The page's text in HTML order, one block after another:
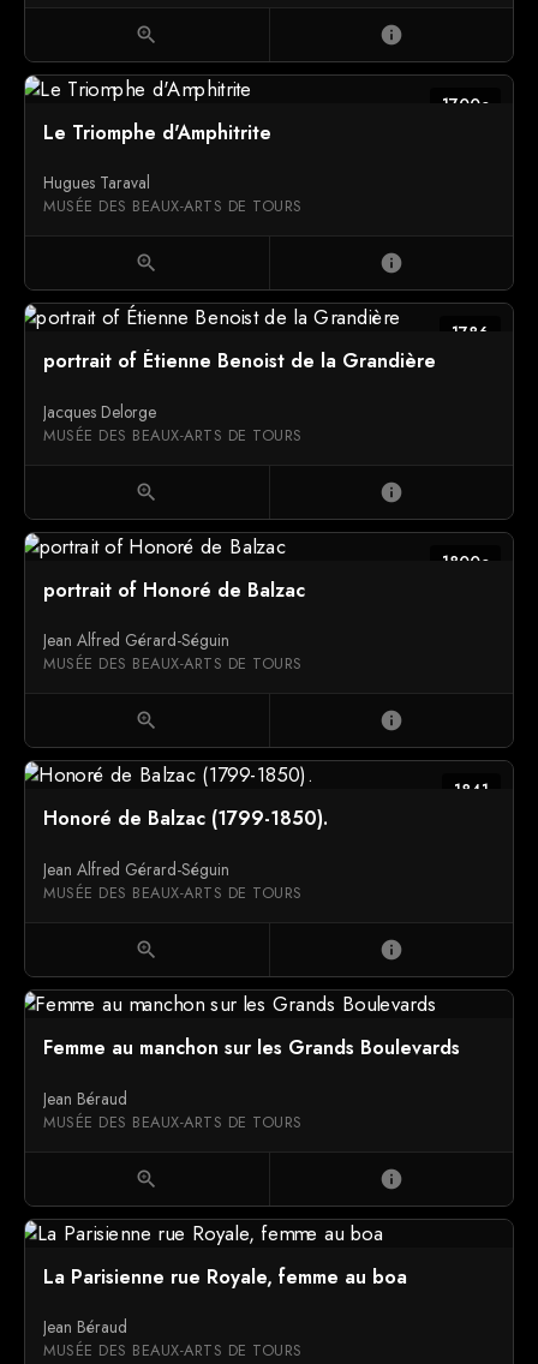
zoom_in info
1700c
Le Triomphe d'Amphitrite
Hugues Taraval
MUSÉE DES BEAUX-ARTS DE TOURS
zoom_in info
1786
portrait of Étienne Benoist de la Grandière
Jacques Delorge
MUSÉE DES BEAUX-ARTS DE TOURS
zoom_in info
1800c
portrait of Honoré de Balzac
Jean Alfred Gérard-Séguin
MUSÉE DES BEAUX-ARTS DE TOURS
zoom_in info
1841
Honoré de Balzac (1799-1850).
Jean Alfred Gérard-Séguin
MUSÉE DES BEAUX-ARTS DE TOURS
zoom_in info
Femme au manchon sur les Grands Boulevards
Jean Béraud
MUSÉE DES BEAUX-ARTS DE TOURS
zoom_in info
La Parisienne rue Royale, femme au boa
Jean Béraud
MUSÉE DES BEAUX-ARTS DE TOURS